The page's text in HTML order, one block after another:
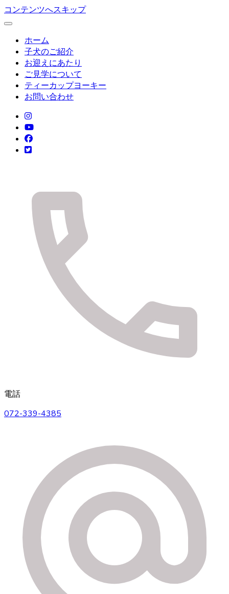
コンテンツへスキップ
ホーム
子犬のご紹介
お迎えにあたり
ご見学について
ティーカップヨーキー
お問い合わせ
電話
072-339-4385